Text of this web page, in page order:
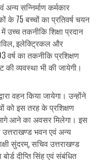
सन्निर्माण कर्मकार
के 75 बच्चों का प्रतिवर्ष चयन
तकनीकि शिक्षा प्रदान
इलेक्ट्रिकल और
वर्ष का तकनीकि प्रशिक्षण
व्यवस्था भी की जायेगी।
वहन किया जायेगा। उन्होंने
को इस तरह के प्रशिक्षण
आने का अवसर मिलेगा। इस
भवन एवं अन्य
सुंदरम्, सचिव उत्तराखण्ड
दीप्ति सिंह एवं संबंधित